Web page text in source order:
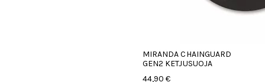
MIRANDA CHAINGUARD
GEN2 KETJUSUOJA
44,90 €